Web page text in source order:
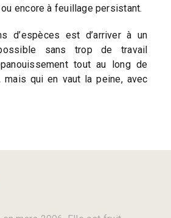
encore à feuillage persistant.
d’espèces est d’arriver à un
sans trop de travail
tout au long de
mais qui en vaut la peine, avec